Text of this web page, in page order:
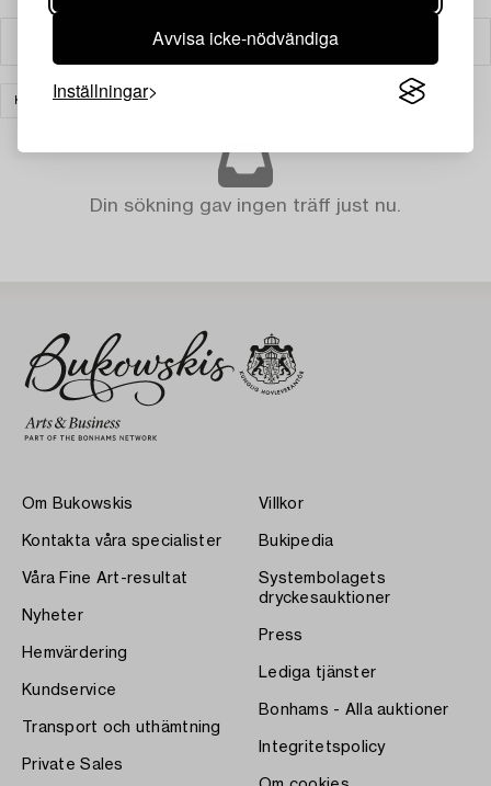
Avvisa icke-nödvändiga
Inställningar
Filter
KONST RENSA ALLA
Din sökning gav ingen träff just nu.
Om Bukowskis
Kontakta våra specialister
Våra Fine Art-resultat
Nyheter
Hemvärdering
Kundservice
Transport och uthämtning
Private Sales
Villkor
Bukipedia
Systembolagets
dryckesauktioner
Press
Lediga tjänster
Bonhams - Alla auktioner
Integritetspolicy